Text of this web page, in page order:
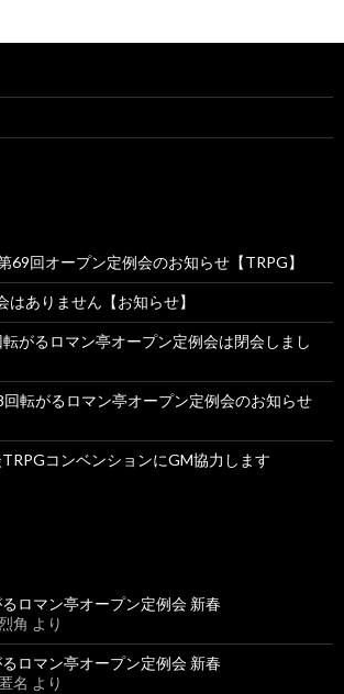
69回オープン定例会のお知らせ【TRPG】
ありません【お知らせ】
転がるロマン亭オープン定例会は閉会しまし
回転がるロマン亭オープン定例会のお知らせ
コンベンションにGM協力します
ロマン亭オープン定例会 新春
角 より
ロマン亭オープン定例会 新春
匿名 より